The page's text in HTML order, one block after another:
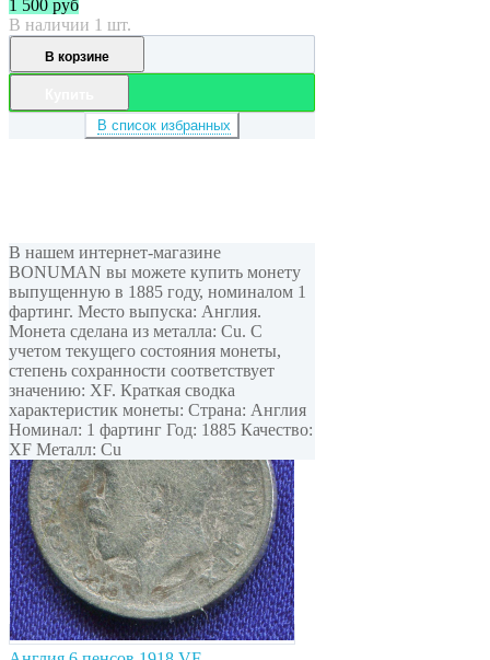
1 500 руб
В наличии 1 шт.
В корзине
В список избранных
В нашем интернет-магазине
BONUMAN вы можете купить монету
выпущенную в 1885 году, номиналом 1
фартинг. Место выпуска: Англия.
Монета сделана из металла: Cu. С
учетом текущего состояния монеты,
степень сохранности соответствует
значению: XF. Краткая сводка
характеристик монеты: Страна: Англия
Номинал: 1 фартинг Год: 1885 Качество:
XF Металл: Cu